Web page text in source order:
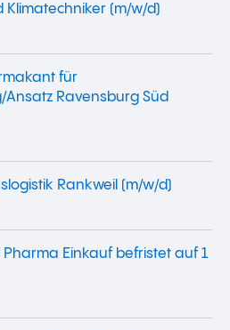
Klimatechniker (m/w/d)
für
Ravensburg Süd
Rankweil (m/w/d)
Einkauf befristet auf 1